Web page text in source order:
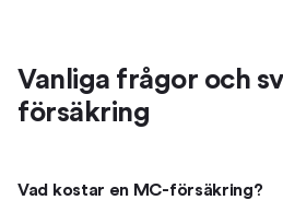
Vanliga frågor och
försäkring
Vad kostar en MC-försäkring?